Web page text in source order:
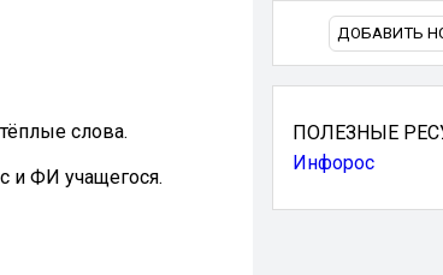
слова.
и ФИ учащегося.
ДОБАВИТЬ
ПОЛЕЗНЫЕ
Инфорос